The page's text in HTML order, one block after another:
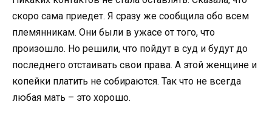
скоро сама приедет. Я сразу же сообщила обо всем
племянникам. Они были в ужасе от того, что
произошло. Но решили, что пойдут в суд и будут до
последнего отстаивать свои права. А этой женщине и
копейки платить не собираются. Так что не всегда
любая мать – это хорошо.